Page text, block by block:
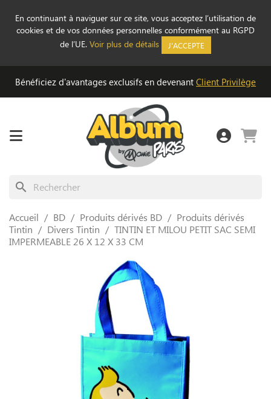
En continuant à naviguer sur ce site, vous acceptez l’utilisation de
cookies et de vos données personnelles conformément au RGPD
de l’UE. Voir plus de détails J'ACCEPTE
Bénéficiez d'avantages exclusifs en devenant Client Privilège
search
Accueil BD Produits dérivés BD
Produits dérivés
Tintin
Divers Tintin
TINTIN ET MILOU PETIT SAC SEMI
IMPERMEABLE 26 X 12 X 33 CM